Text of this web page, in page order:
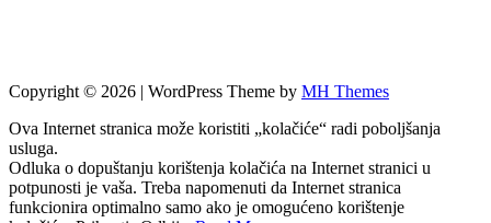
Copyright © 2026 | WordPress Theme by MH Themes
Ova Internet stranica može koristiti „kolačiće“ radi poboljšanja
usluga.
Odluka o dopuštanju korištenja kolačića na Internet stranici u
potpunosti je vaša. Treba napomenuti da Internet stranica
funkcionira optimalno samo ako je omogućeno korištenje